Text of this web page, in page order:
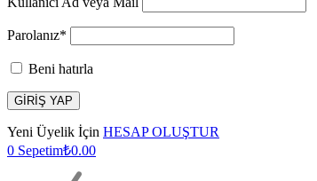
Parolanız*
Beni hatırla
Yeni Üyelik İçin HESAP OLUŞTUR
0 Sepetim₺0.00